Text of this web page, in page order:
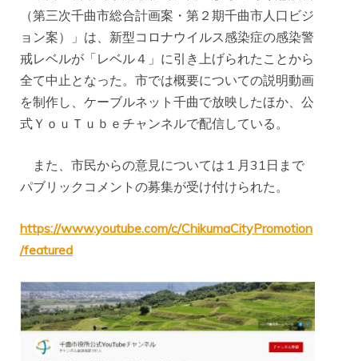
（第三次千曲市総合計画案・第２期千曲市人口ビジ
ョン案）」は、新型コロナウイルス感染症の感染警
戒レベルが「レベル４」に引き上げられたことから
全て中止となった。市では概要についての説明動画
を制作し、ケーブルネット千曲で放映したほか、公
式ＹｏｕＴｕｂｅチャンネルで配信している。
また、市民からの意見については１月31日まで
パブリックコメントの募集が受け付けられた。
https://www.youtube.com/c/ChikumaCityPromotion
/featured